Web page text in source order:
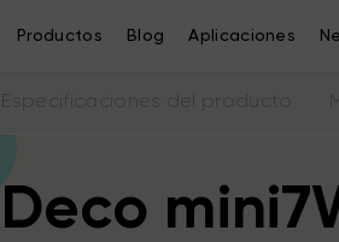
Productos Blog Aplicaciones
Deco